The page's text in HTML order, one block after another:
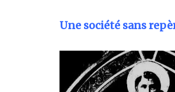
Une société sans